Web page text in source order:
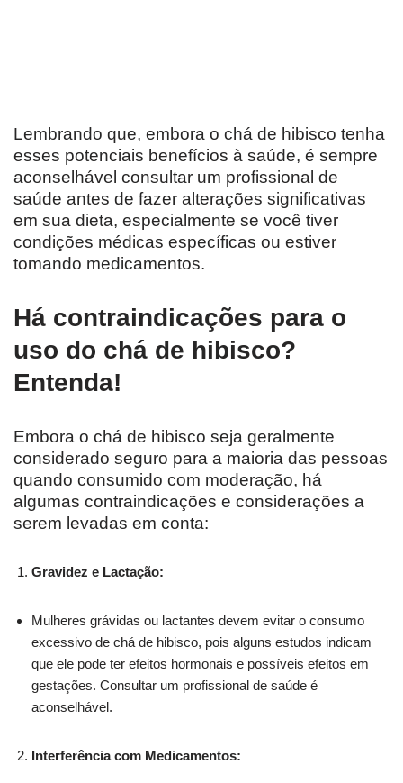
Lembrando que, embora o chá de hibisco tenha
esses potenciais benefícios à saúde, é sempre
aconselhável consultar um profissional de
saúde antes de fazer alterações significativas
em sua dieta, especialmente se você tiver
condições médicas específicas ou estiver
tomando medicamentos.
Há contraindicações para o
uso do chá de hibisco?
Entenda!
Embora o chá de hibisco seja geralmente
considerado seguro para a maioria das pessoas
quando consumido com moderação, há
algumas contraindicações e considerações a
serem levadas em conta:
Gravidez e Lactação:
Mulheres grávidas ou lactantes devem evitar o consumo
excessivo de chá de hibisco, pois alguns estudos indicam
que ele pode ter efeitos hormonais e possíveis efeitos em
gestações. Consultar um profissional de saúde é
aconselhável.
Interferência com Medicamentos: